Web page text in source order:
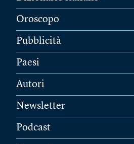
Oroscopo
Pubblicità
Paesi
Autori
Newsletter
Podcast